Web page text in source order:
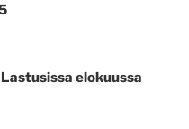
elokuussa